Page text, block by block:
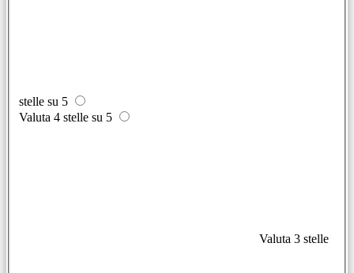
stelle su 5
Valuta 4 stelle su 5
Valuta 3 stelle